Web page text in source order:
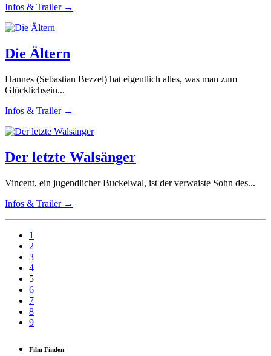
Infos & Trailer →
Die Ältern
Hannes (Sebastian Bezzel) hat eigentlich alles, was man zum
Glücklichsein...
Infos & Trailer →
Der letzte Walsänger
Vincent, ein jugendlicher Buckelwal, ist der verwaiste Sohn des...
Infos & Trailer →
1
2
3
4
5
6
7
8
9
Film Finden